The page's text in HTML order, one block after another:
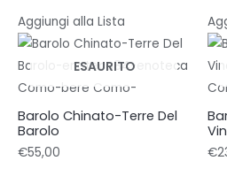
Aggiungi alla Lista
ESAURITO
Barolo Chinato-Terre Del
Barolo
€55,00
€